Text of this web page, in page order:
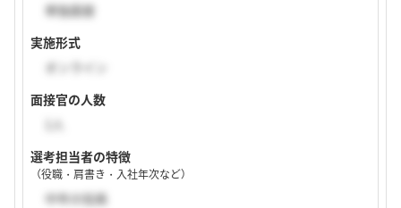
単独面接
実施形式
オンライン
面接官の人数
選考担当者の特徴
（役職・肩書き・入社年次など）
中年の役員